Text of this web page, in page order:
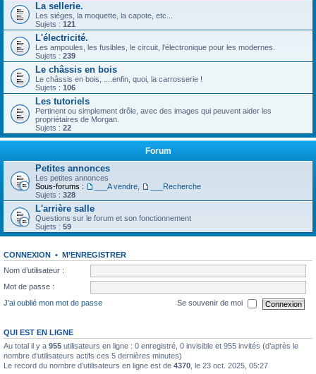
La sellerie.
Les siéges, la moquette, la capote, etc...
Sujets : 121
L'électricité.
Les ampoules, les fusibles, le circuit, l'électronique pour les modernes.
Sujets : 239
Le châssis en bois
Le châssis en bois, ....enfin, quoi, la carrosserie !
Sujets : 106
Les tutoriels
Pertinent ou simplement drôle, avec des images qui peuvent aider les
propriétaires de Morgan.
Sujets : 22
Forum
Petites annonces
Les petites annonces
Sous-forums :
___A vendre
___Recherche
Sujets : 328
L'arrière salle
Questions sur le forum et son fonctionnement
Sujets : 59
CONNEXION • M’ENREGISTRER
Nom d’utilisateur :
Mot de passe :
J’ai oublié mon mot de passe
Se souvenir de moi
QUI EST EN LIGNE
Au total il y a 955 utilisateurs en ligne : 0 enregistré, 0 invisible et 955 invités (d’après le
nombre d’utilisateurs actifs ces 5 dernières minutes)
Le record du nombre d’utilisateurs en ligne est de 4370 , le 23 oct. 2025, 05:27